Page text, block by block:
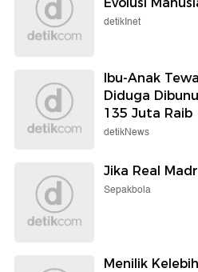
detikInet
Ibu-Anak
Diduga
135 Juta Raib
detikNews
Jika Real
Sepakbola
Menilik